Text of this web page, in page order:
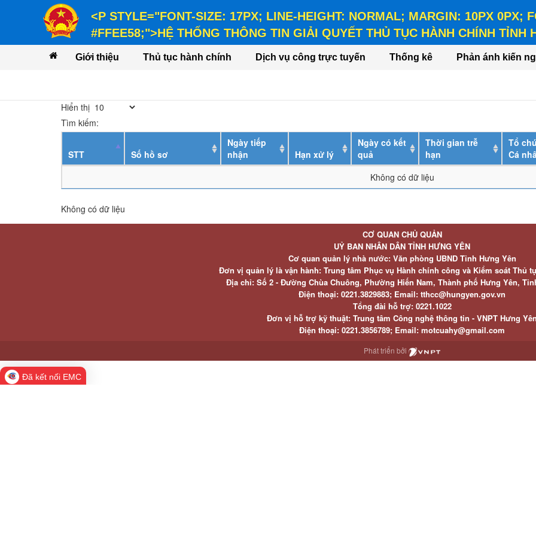
<P STYLE="FONT-SIZE: 17PX; LINE-HEIGHT: NORMAL; MARGIN: 10PX 0PX;
#FFEE58;">HỆ THỐNG THÔNG TIN GIẢI QUYẾT THỦ TỤC HÀNH CHÍNH TỈNH
<P STYLE="FONT-SIZE: 14PX; LINE-HEIGHT: NORMAL; MARGIN: 10PX 0PX; FONT-WEIGHT:
VỤ</P>
Giới thiệu Thủ tục hành chính Dịch vụ công trực tuyến Thống kê Phản ánh kiến
Hiển thị
Tìm kiếm:
STT Số hồ sơ
Ngày tiếp
nhận
Hạn xử lý
Ngày có kết
quả
Thời gian trễ
hạn
Tổ
Cá
Không có dữ liệu
Không có dữ liệu
CƠ QUAN CHỦ QUẢN
UỶ BAN NHÂN DÂN TỈNH HƯNG YÊN
Cơ quan quản lý nhà nước: Văn phòng UBND Tỉnh Hưng Yên
Đơn vị quản lý là vận hành: Trung tâm Phục vụ Hành chính công và Kiểm soát Thủ
Địa chỉ: Số 2 - Đường Chùa Chuông, Phường Hiến Nam, Thành phố Hưng Yên,
Điện thoại: 0221.3829883; Email: tthcc@hungyen.gov.vn
Tổng đài hỗ trợ: 0221.1022
Đơn vị hỗ trợ kỹ thuật: Trung tâm Công nghệ thông tin - VNPT Hưng Yên
Điện thoại: 0221.3856789; Email: motcuahy@gmail.com
Phát triển bởi
Đã kết nối EMC